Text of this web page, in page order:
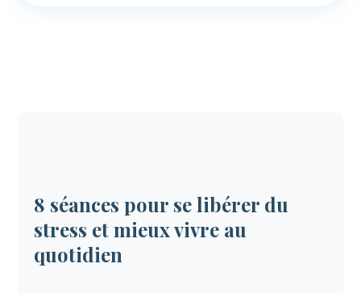
8 séances pour se libérer du
stress et mieux vivre au
quotidien